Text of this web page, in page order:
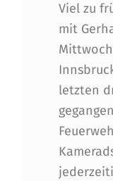
Viel zu
mit
letzten